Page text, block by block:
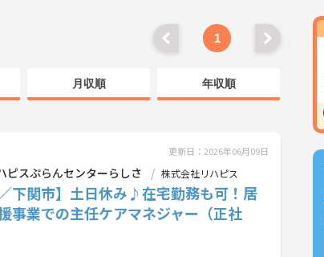
1
月収順 年収順
更新日：2026年06月09日
ピスぷらんセンターらしさ 株式会社リハピス
／下関市】土日休み♪在宅勤務も可！居
事業での主任ケアマネジャー（正社